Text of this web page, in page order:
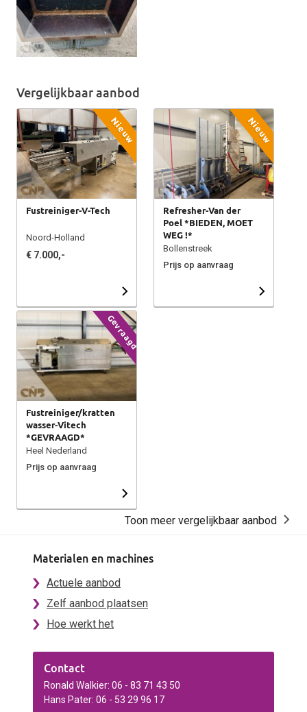
Vergelijkbaar aanbod
Nieuw
Fustreiniger-V-Tech
Noord-Holland
€ 7.000,-
Nieuw
Refresher-Van der
Poel *BIEDEN, MOET
WEG !*
Bollenstreek
Prijs op aanvraag
Gevraagd
Fustreiniger/kratten
wasser-Vitech
*GEVRAAGD*
Heel Nederland
Prijs op aanvraag
Toon meer vergelijkbaar aanbod
Materialen en machines
Actuele aanbod
Zelf aanbod plaatsen
Hoe werkt het
Contact
Ronald Walkier: 06 - 83 71 43 50
Hans Pater: 06 - 53 29 96 17